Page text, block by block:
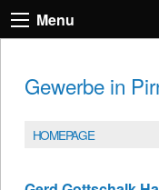
Menu
Gewerbe in
HOMEPAGE